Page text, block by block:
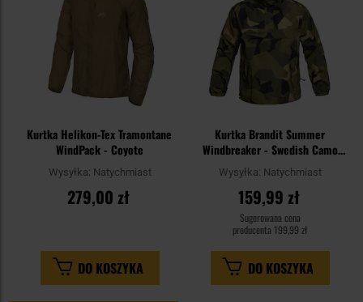
Kurtka Helikon-Tex Tramontane
WindPack - Coyote
Wysyłka: Natychmiast
279,00 zł
DO KOSZYKA
Kurtka Brandit Summer
Windbreaker - Swedish Camo
M90
Wysyłka: Natychmiast
159,99 zł
Sugerowana cena
producenta 199,99 zł
DO KOSZYKA